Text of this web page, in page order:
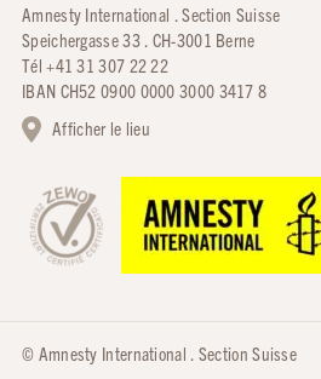
Amnesty International . Section Suisse
Speichergasse 33 . CH-3001 Berne
Tél +41 31 307 22 22
IBAN CH52 0900 0000 3000 3417 8
Afficher le lieu
© Amnesty International . Section Suisse